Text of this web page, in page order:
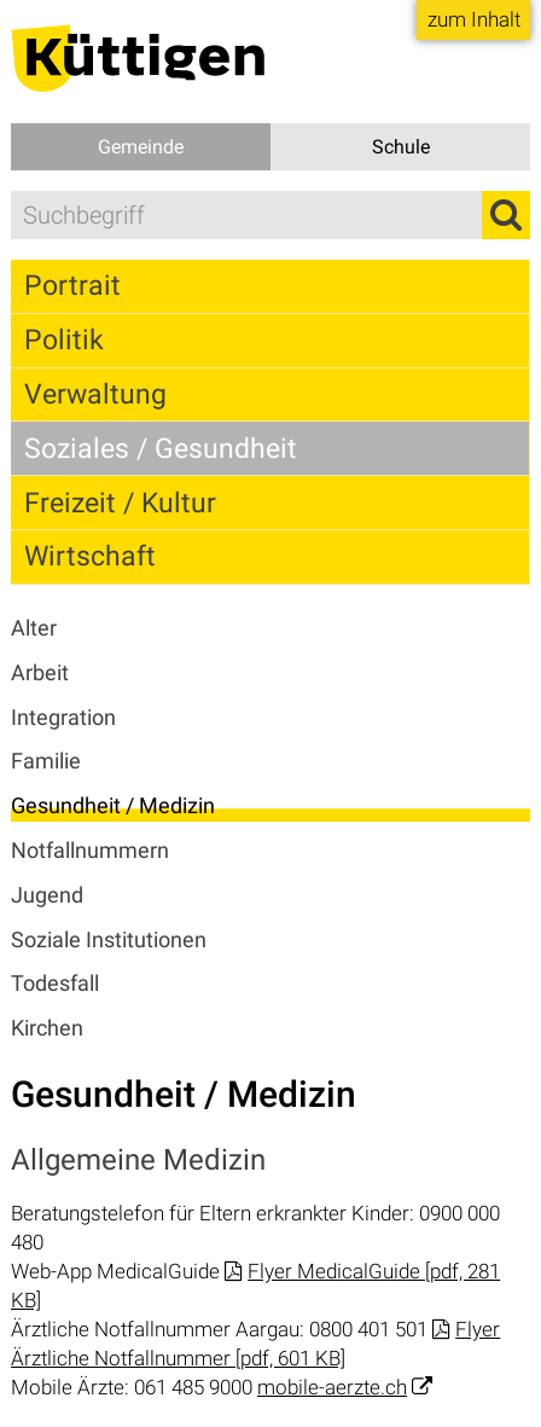
zum Inhalt
Gemeinde Schule
Suchbegriff
Hauptnavigation
Portrait
Politik
Verwaltung
Soziales / Gesundheit
Freizeit / Kultur
Wirtschaft
Alter
Arbeit
Integration
Familie
Gesundheit / Medizin
Notfallnummern
Jugend
Soziale Institutionen
Todesfall
Kirchen
Gesundheit / Medizin
Allgemeine Medizin
Beratungstelefon für Eltern erkrankter Kinder: 0900 000
480
Web-App MedicalGuide
Flyer MedicalGuide [pdf, 281
KB]
Ärztliche Notfallnummer Aargau: 0800 401 501
Flyer
Ärztliche Notfallnummer [pdf, 601 KB]
Mobile Ärzte: 061 485 9000 mobile-aerzte.ch